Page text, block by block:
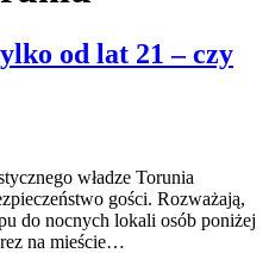
od lat 21 – czy
władze Torunia
gości. Rozważają,
do nocnych lokali osób poniżej
na mieście…